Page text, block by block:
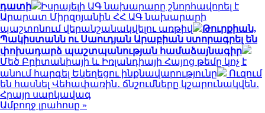
դատի
Իսրայելի ԱԳ նախարարը շնորհավորել է
Արարատ Միրզոյանին ՀՀ ԱԳ նախարարի
պաշտոնում վերանշանակվելու առթիվ
Թուրքիան,
Պակիստանն ու Սաուդյան Արաբիան ստորագրել են
փոխադարձ պաշտպանության համաձայնագիր
Մեծ Բրիտանիայի և Իռլանդիայի Հայոց թեմը կոչ է
անում հարգել Եկեղեցու ինքնավարությունը
Ուզում
են հասնել Վեհափառին․ ճնշումները կշարունակվեն․
Հրայր սարկավագ
Ամբողջ լրահոսը »